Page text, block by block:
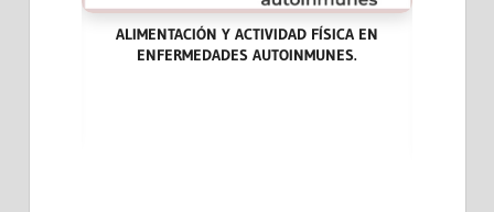
ALIMENTACIÓN Y ACTIVIDAD FÍSICA EN
ENFERMEDADES AUTOINMUNES.